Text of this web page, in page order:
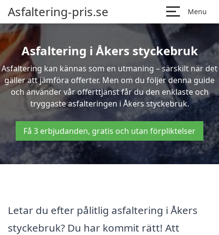
Asfaltering-pris.se Menu
Asfaltering i Åkers styckebruk
Asfaltering kan kännas som en utmaning – särskilt när det
gäller att jämföra offerter. Men om du följer denna guide
och använder vår offerttjänst får du den enklaste och
tryggaste asfalteringen i Åkers styckebruk.
Få 3 erbjudanden, gratis och utan förpliktelser
Letar du efter pålitlig asfaltering i Åkers
styckebruk? Du har kommit rätt! Att